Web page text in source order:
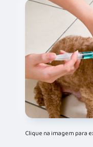
Clique na imagem para